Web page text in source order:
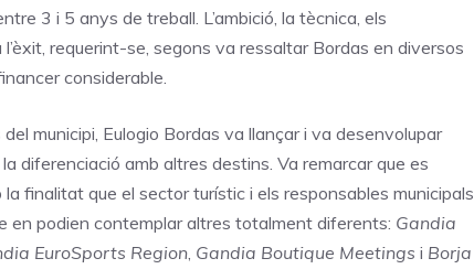
3 i 5 anys de treball. L’ambició, la tècnica, els
requerint-se, segons va ressaltar Bordas en diversos
considerable.
municipi, Eulogio Bordas va llançar i va desenvolupar
diferenciació amb altres destins. Va remarcar que es
finalitat que el sector turístic i els responsables municipals
en podien contemplar altres totalment diferents: Gandia
EuroSports Region Gandia Boutique Meetings i Borja